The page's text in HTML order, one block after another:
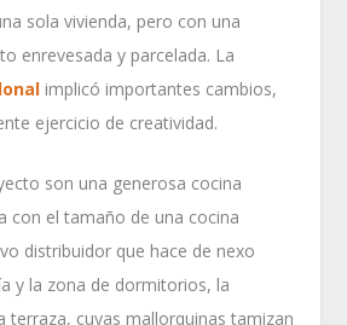
sola vivienda, pero con una
enrevesada y parcelada. La
implicó importantes cambios,
ejercicio de creatividad.
son una generosa cocina
con el tamaño de una cocina
distribuidor que hace de nexo
y la zona de dormitorios, la
terraza, cuyas mallorquinas tamizan